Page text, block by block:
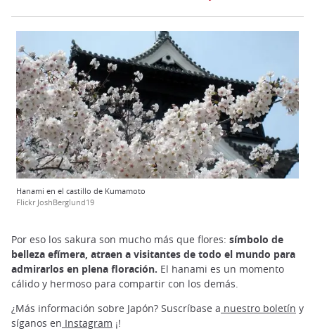
Hanami en el castillo de Kumamoto
Flickr JoshBerglund19
Por eso los sakura son mucho más que flores: símbolo de
belleza efímera, atraen a visitantes de todo el mundo para
admirarlos en plena floración. El hanami es un momento
cálido y hermoso para compartir con los demás.
¿Más información sobre Japón? Suscríbase a nuestro boletín y
síganos en Instagram ¡!